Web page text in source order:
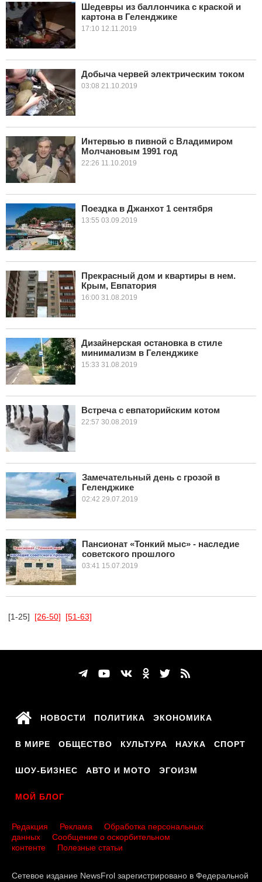
Шедевры из баллончика с краской и
картона в Геленджике
17:10 12.11.2019
Добыча червей электрическим током
03:08 21.10.2019
Интервью в пивной с Владимиром
Молчановым 1991 год
22:26 11.10.2019
Поездка в Джанхот 1 сентября
13:55 03.09.2019
Прекрасный дом и квартиры в нем.
Крым, Евпатория
16:00 31.08.2019
Дизайнерская остановка в стиле
минимализм в Геленджике
15:33 31.08.2019
Встреча с евпаторийским котом
22:57 30.08.2019
Замечательный день с грозой в
Геленджике
02:42 29.07.2019
Пансионат «Тонкий мыс» - наследие
советского прошлого
03:41 15.07.2019
[1-25] [26-50] [51-63]
НОВОСТИ ПОЛИТИКА ЭКОНОМИКА
В МИРЕ ОБЩЕСТВО КУЛЬТУРА НАУКА СПОРТ
ШОУ-БИЗНЕС АВТО И МОТО ЭГОИЗМ
МОЙ БЛОГ
Редакция Реклама
Обработка персональных
данных
Сообщение о оскорбительном
контенте
Полезные статьи
Сетевое издание NewsFrol зарегистрировано в Федеральной